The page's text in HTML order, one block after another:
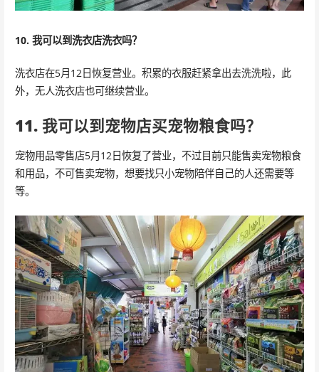
10. 我可以到洗衣店洗衣吗？
洗衣店在5月12日恢复营业。积累的衣服赶紧拿出去洗洗啦，此
外，无人洗衣店也可继续营业。
11. 我可以到宠物店买宠物粮食吗？
宠物用品零售店5月12日恢复了营业，不过目前只能售卖宠物粮食
和用品，不可售卖宠物，想要找只小宠物陪伴自己的人还需要等
等。